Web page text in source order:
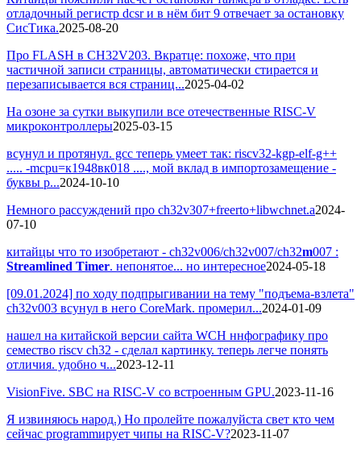
отладочный регистр dcsr и в нём бит 9 отвечает за остановку
СисТика.2025-08-20
Про FLASH в CH32V203. Вкратце: похоже, что при
частичной записи страницы, автоматически стирается и
перезаписывается вся страниц...2025-04-02
На озоне за сутки выкупили все отечественные RISC-V
микроконтроллеры2025-03-15
всунул и протянул. gcc теперь умеет так: riscv32-kgp-elf-g++
..... -mcpu=к1948вк018 ...., мой вклад в импортозамещение -
буквы р...2024-10-10
Немного рассуждений про ch32v307+freerto+libwchnet.a2024-
07-10
китайцы что то изобретают - ch32v006/ch32v007/ch32m007 :
Streamlined Timer. непонятое... но интересное2024-05-18
[09.01.2024] по ходу подпрыгивании на тему "подъема-взлета"
ch32v003 всунул в него CoreMark. промерил...2024-01-09
нашел на китайской версии сайта WCH ннфографику про
семество riscv ch32 - сделал картинку. теперь легче понять
отличия. удобно ч...2023-12-11
VisionFive. SBC на RISC-V со встроенным GPU.2023-11-16
Я извиняюсь народ.) Но пролейте пожалуйста свет кто чем
сейчас programmирует чипы на RISC-V?2023-11-07